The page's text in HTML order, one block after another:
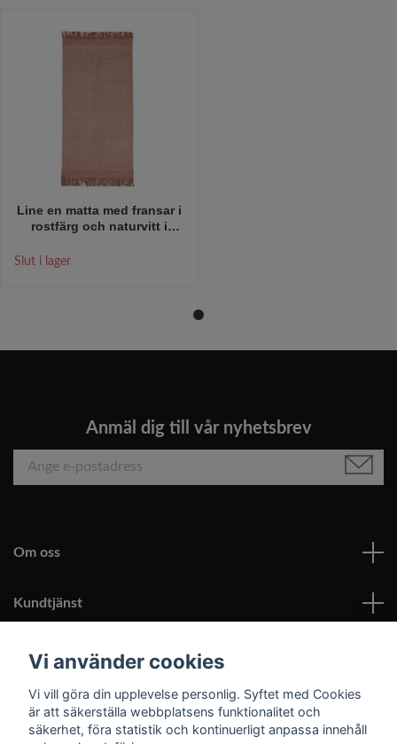
Line en matta med fransar i
rostfärg och naturvitt i
Jan i mått 160 x 230 cm.
Slut i lager
Anmäl dig till vår nyhetsbrev
Om oss
Kundtjänst
Läs mer
Sociala medier
Vi använder cookies
Vi vill göra din upplevelse personlig. Syftet med Cookies
är att säkerställa webbplatsens funktionalitet och
säkerhet, föra statistik och kontinuerligt anpassa innehåll